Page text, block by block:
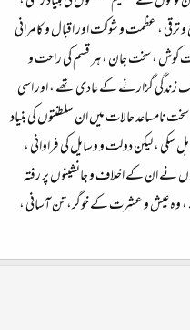
ترقی ، عظمت و شوکت اور اقبال و کامرانی
کوش ، سخت جان ، ہر قسم کی راحت و
زندگی گزارنے کے عادی تھے ، اور اسی
نامساعد حالات میں ان سلطنتوں کی بنیاد
، لیکن دولت و وسایل کی فراوانی ،
نے ان کے اخلاف و جانشینوں پر رفتہ
، وہ عیش و عشرت کے خوگر، تن آسانی ،